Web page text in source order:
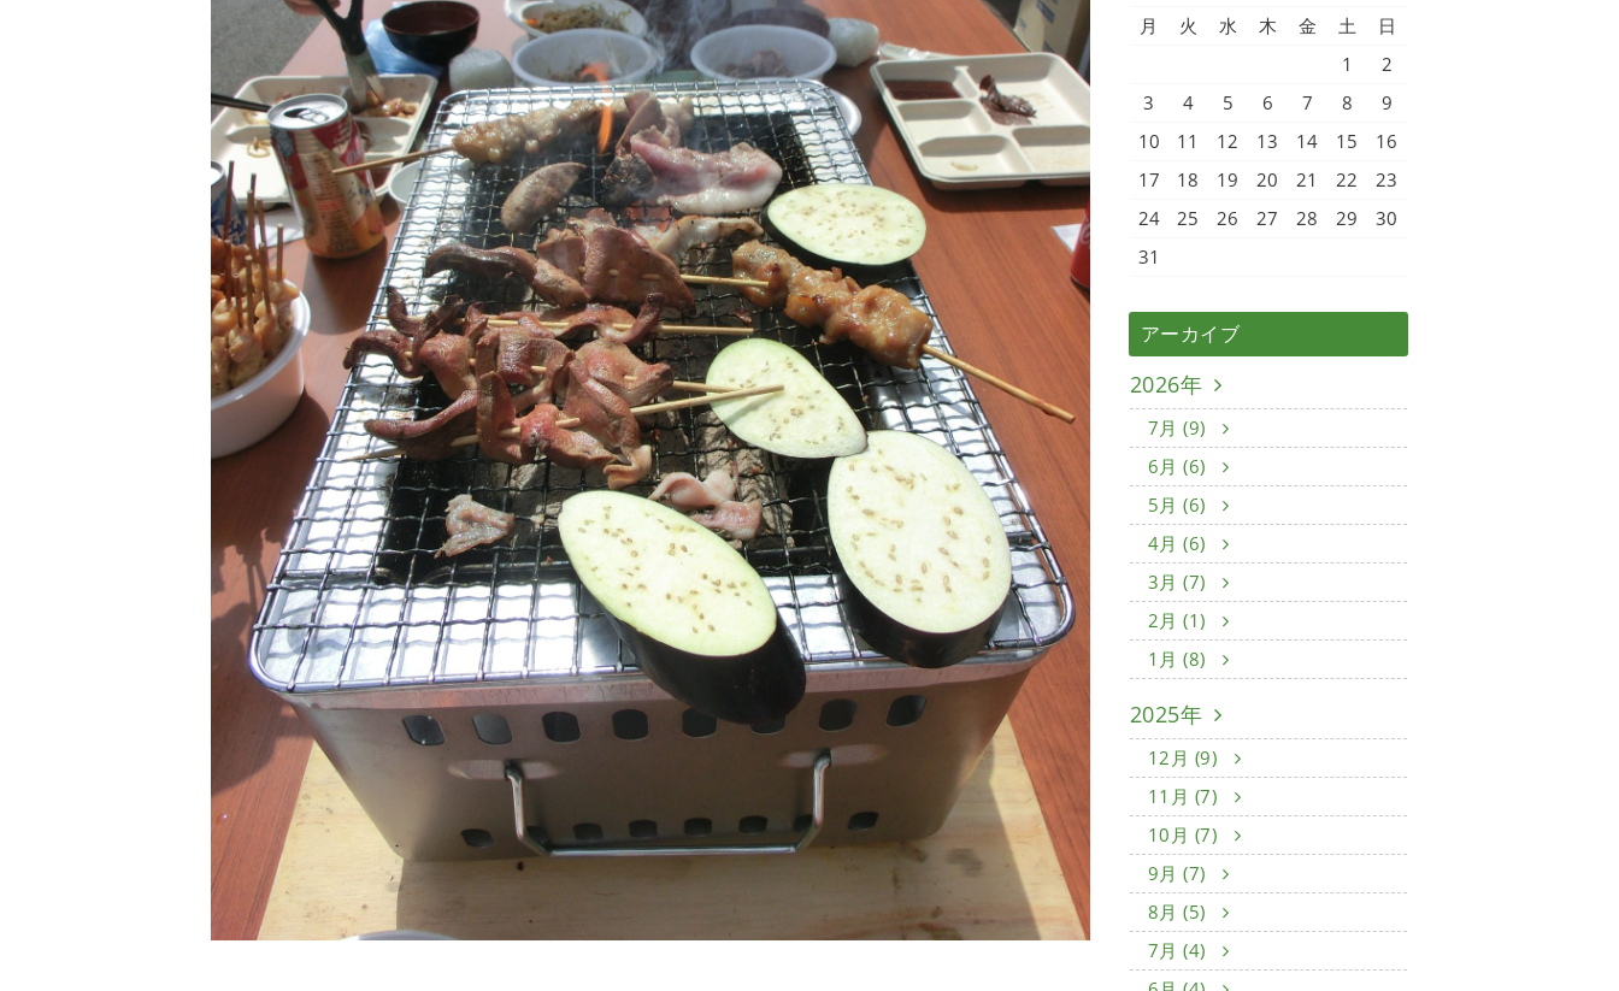
月
火 水 木 金 土
日
1
2
3
4 5 6 7 8
9
10
11 12 13 14 15
16
17
18 19 20 21 22
23
24
25 26 27 28 29
30
31
アーカイブ
2026年
7月 (9)
6月 (6)
5月 (6)
4月 (6)
3月 (7)
2月 (1)
1月 (8)
2025年
12月 (9)
11月 (7)
10月 (7)
9月 (7)
8月 (5)
7月 (4)